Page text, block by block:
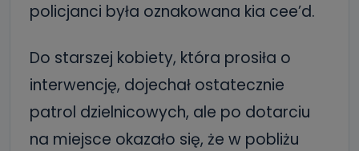
policjanci była oznakowana kia cee’d.
Do starszej kobiety, która prosiła o
interwencję, dojechał ostatecznie
patrol dzielnicowych, ale po dotarciu
na miejsce okazało się, że w pobliżu